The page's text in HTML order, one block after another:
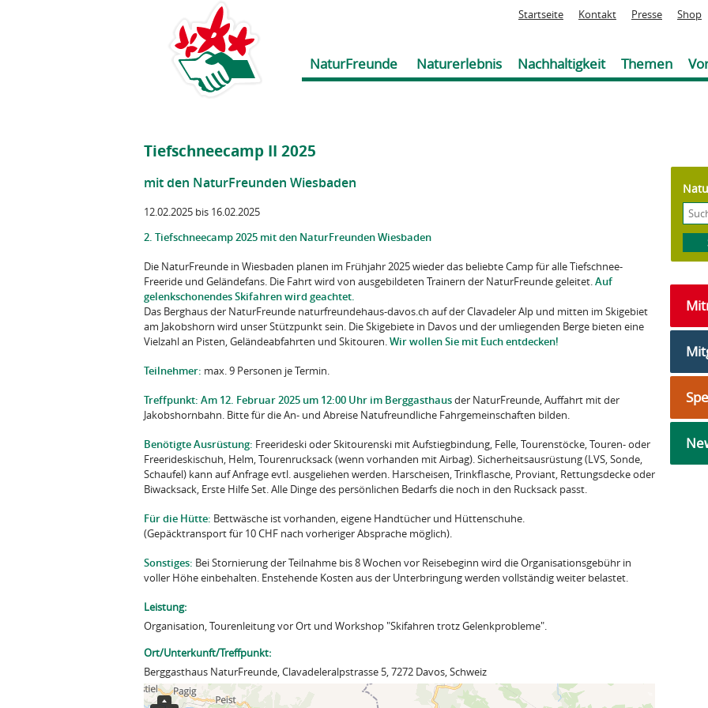
Jump to navigation
Startseite Kontakt Presse Shop
NaturFreunde Naturerlebnis Nachhaltigkeit Themen
Tiefschneecamp II 2025
mit den NaturFreunden Wiesbaden
12.02.2025 bis 16.02.2025
2. Tiefschneecamp 2025 mit den NaturFreunden Wiesbaden
Die NaturFreunde in Wiesbaden planen im Frühjahr 2025 wieder das beliebte Camp für alle Tiefschnee-
Freeride und Geländefans. Die Fahrt wird von ausgebildeten Trainern der NaturFreunde geleitet.Auf
gelenkschonendes Skifahren wird geachtet.
Das Berghaus der NaturFreunde naturfreundehaus-davos.ch auf der Clavadeler Alp und mitten im Skigebiet
am Jakobshorn wird unser Stützpunkt sein. Die Skigebiete in Davos und der umliegenden Berge bieten eine
Vielzahl an Pisten, Geländeabfahrten und Skitouren.Wir wollen Sie mit Euch entdecken!
Teilnehmer: max. 9 Personen je Termin.
Treffpunkt: Am 12. Februar 2025 um 12:00 Uhr im Berggasthausder NaturFreunde, Auffahrt mit der
Jakobshornbahn. Bitte für die An- und Abreise Natufreundliche Fahrgemeinschaften bilden.
Benötigte Ausrüstung: Freerideski oder Skitourenski mit Aufstiegbindung, Felle, Tourenstöcke, Touren- oder
Freerideskischuh, Helm, Tourenrucksack (wenn vorhanden mit Airbag). Sicherheitsausrüstung (LVS, Sonde,
Schaufel) kann auf Anfrage evtl. ausgeliehen werden. Harscheisen, Trinkflasche, Proviant, Rettungsdecke oder
Biwacksack, Erste Hilfe Set. Alle Dinge des persönlichen Bedarfs die noch in den Rucksack passt.
Für die Hütte: Bettwäsche ist vorhanden, eigene Handtücher und Hüttenschuhe.
(Gepäcktransport für 10 CHF nach vorheriger Absprache möglich).
Sonstiges: Bei Stornierung der Teilnahme bis 8 Wochen vor Reisebeginn wird die Organisationsgebühr in
voller Höhe einbehalten. Enstehende Kosten aus der Unterbringung werden vollständig weiter belastet.
Leistung:
Organisation, Tourenleitung vor Ort und Workshop "Skifahren trotz Gelenkprobleme".
Ort/Unterkunft/Treffpunkt:
Berggasthaus NaturFreunde, Clavadeleralpstrasse 5, 7272 Davos, Schweiz